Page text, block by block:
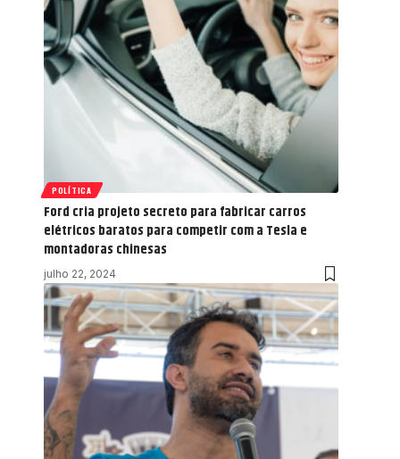
POLÍTICA
Ford cria projeto secreto para fabricar carros
elétricos baratos para competir com a Tesla e
montadoras chinesas
julho 22, 2024